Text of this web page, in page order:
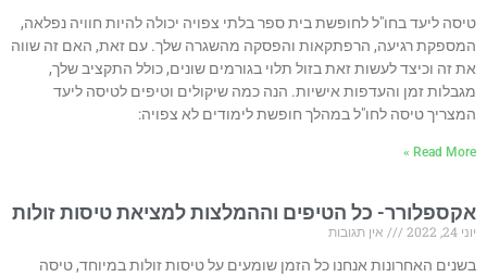
טיסה ליעד בחו"ל לחופשת בית ספר בלתי צפויה יכולה להיות חוויה נפלאה,
המספקת רגיעה, הרפתקאות והפסקה מהשגרה שלך. עם זאת, האם זה שווה
את זה וכיצד לעשות זאת בזול תלוי בגורמים שונים, כולל התקציב שלך,
מגבלות זמן והעדפות אישיות. הנה כמה שיקולים וטיפים לטיסה ליעד
המצריך טיסה לחו"ל במהלך חופשת לימודים לא צפויה:
Read More »
אקספלורר- כל הטיפים וההמלצות למציאת טיסות זולות
יוני 24, 2022
אין תגובות
בשנים האחרונות אנחנו כל הזמן שומעים על טיסות זולות במיוחד, טיסה